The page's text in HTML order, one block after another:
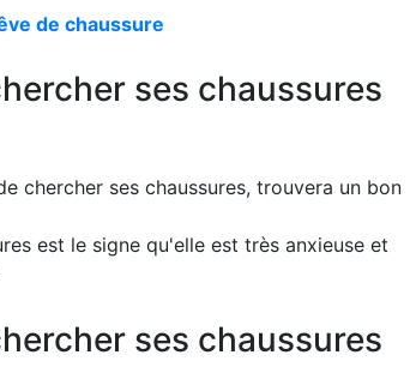
de chaussure
ses chaussures
chercher ses chaussures, trouvera un bon
est le signe qu'elle est très anxieuse et
ses chaussures